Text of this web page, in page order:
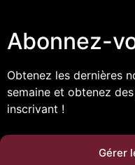
Gérer
Abonnez-
Obtenez les dernières
semaine et obtenez
inscrivant !